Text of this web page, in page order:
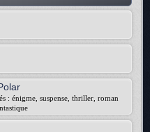
: énigme, suspense, thriller, roman